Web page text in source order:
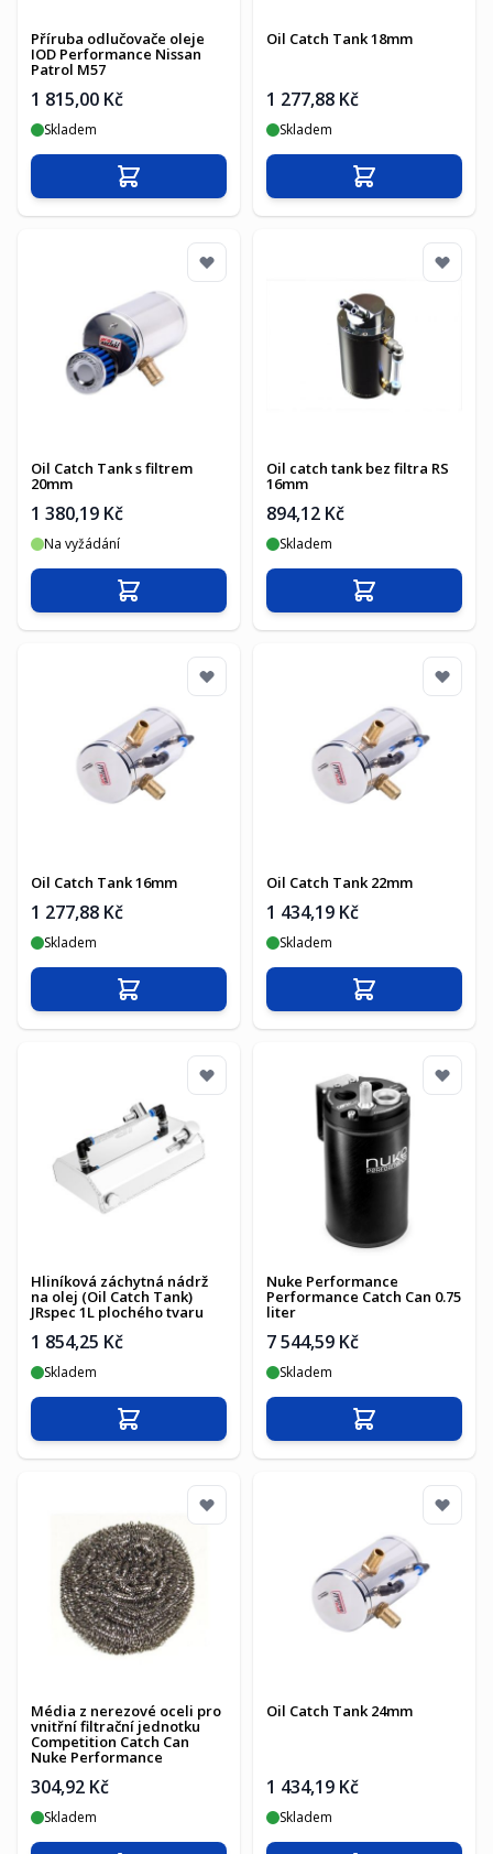
Příruba odlučovače oleje
IOD Performance Nissan
Patrol M57
1 815,00 Kč
Skladem
Přidat do košíku
Oil Catch Tank 18mm
1 277,88 Kč
Skladem
Přidat do košíku
Oil Catch Tank s filtrem
20mm
1 380,19 Kč
Na vyžádání
Přidat do košíku
Oil catch tank bez filtra RS
16mm
894,12 Kč
Skladem
Přidat do košíku
Oil Catch Tank 16mm
1 277,88 Kč
Skladem
Přidat do košíku
Oil Catch Tank 22mm
1 434,19 Kč
Skladem
Přidat do košíku
Hliníková záchytná nádrž
na olej (Oil Catch Tank)
JRspec 1L plochého tvaru
1 854,25 Kč
Skladem
Přidat do košíku
Nuke Performance
Performance Catch Can 0.75
liter
7 544,59 Kč
Skladem
Přidat do košíku
Média z nerezové oceli pro
vnitřní filtrační jednotku
Competition Catch Can
Nuke Performance
304,92 Kč
Skladem
Oil Catch Tank 24mm
1 434,19 Kč
Skladem